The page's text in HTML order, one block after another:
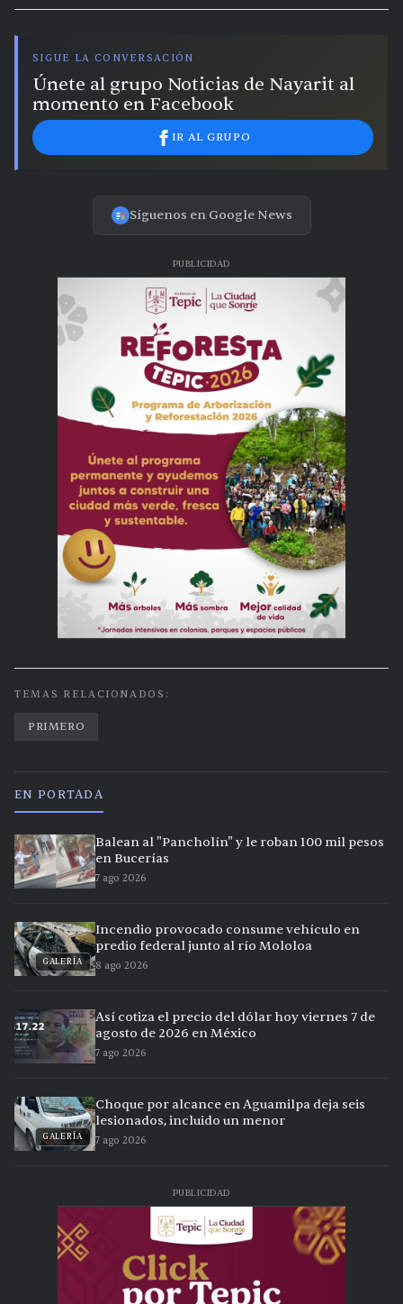
SIGUE LA CONVERSACIÓN
Únete al grupo Noticias de Nayarit al
momento en Facebook
IR AL GRUPO
Síguenos en Google News
PUBLICIDAD
TEMAS RELACIONADOS:
PRIMERO
EN PORTADA
Balean al "Pancholín" y le roban 100 mil pesos
en Bucerías
7 ago 2026
GALERÍA
Incendio provocado consume vehículo en
predio federal junto al río Mololoa
8 ago 2026
Así cotiza el precio del dólar hoy viernes 7 de
agosto de 2026 en México
7 ago 2026
GALERÍA
Choque por alcance en Aguamilpa deja seis
lesionados, incluido un menor
7 ago 2026
PUBLICIDAD